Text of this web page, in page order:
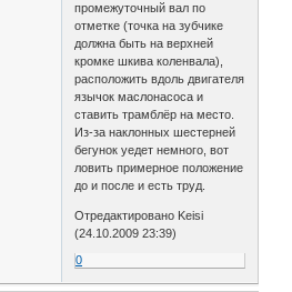
промежуточный вал по
отметке (точка на зубчике
должна быть на верхней
кромке шкива коленвала),
расположить вдоль двигателя
язычок маслонасоса и
ставить трамблёр на место.
Из-за наклонных шестерней
бегунок уедет немного, вот
ловить примерное положение
до и после и есть труд.
Отредактировано Keisi
(24.10.2009 23:39)
0